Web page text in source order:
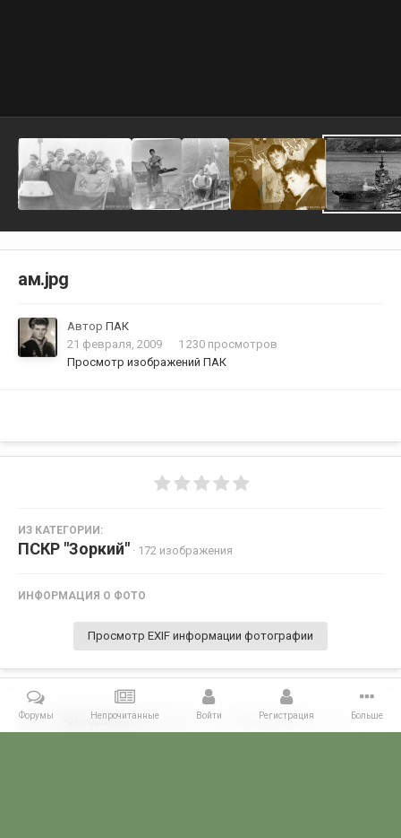
ам.jpg
Автор ПАК
21 февраля, 2009
1 230 просмотров
Просмотр изображений ПАК
ИЗ КАТЕГОРИИ:
ПСКР "Зоркий" · 172 изображения
ИНФОРМАЦИЯ О ФОТО
Просмотр EXIF информации фотографии
Поделиться Подписчики 0
Форумы Непрочитанные Войти Регистрация Больше